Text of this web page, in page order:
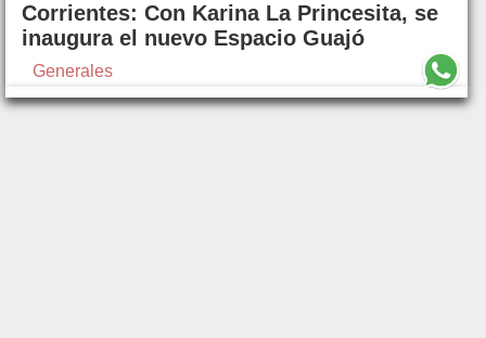
Corrientes: Con Karina La Princesita, se
inaugura el nuevo Espacio Guajó
Generales